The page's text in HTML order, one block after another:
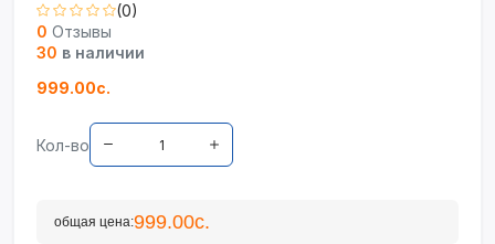
(0)
0 Отзывы
30 в наличии
999.00с.
Кол-во
общая цена:999.00с.